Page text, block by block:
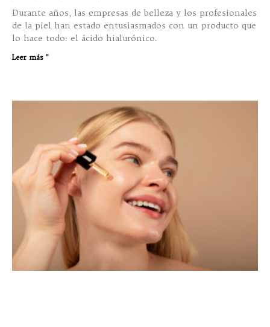
Durante años, las empresas de belleza y los profesionales
de la piel han estado entusiasmados con un producto que
lo hace todo: el ácido hialurónico.
Leer más "